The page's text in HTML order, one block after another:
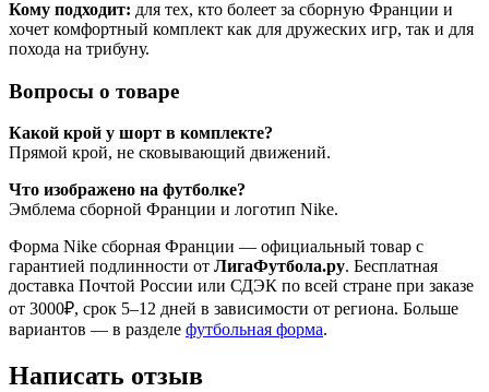
Кому подходит: для тех, кто болеет за сборную Франции и
хочет комфортный комплект как для дружеских игр, так и для
похода на трибуну.
Вопросы о товаре
Какой крой у шорт в комплекте?
Прямой крой, не сковывающий движений.
Что изображено на футболке?
Эмблема сборной Франции и логотип Nike.
Форма Nike сборная Франции — официальный товар с
гарантией подлинности от ЛигаФутбола.ру. Бесплатная
доставка Почтой России или СДЭК по всей стране при заказе
от 3000₽, срок 5–12 дней в зависимости от региона. Больше
вариантов — в разделе футбольная форма.
Написать отзыв